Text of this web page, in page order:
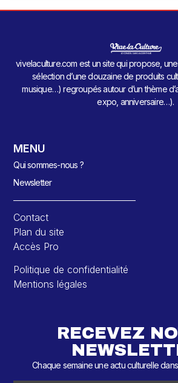
vivelaculture.com est un site qui propose,
sélection d’une douzaine de produits
musique…) regroupés autour d’un thème
expo, anniversaire…).
MENU
Qui sommes-nous ?
Newsletter
Contact
Plan du site
Accès Pro
Politique de confidentialité
Mentions légales
RECEVEZ
Chaque semaine une actu culturelle